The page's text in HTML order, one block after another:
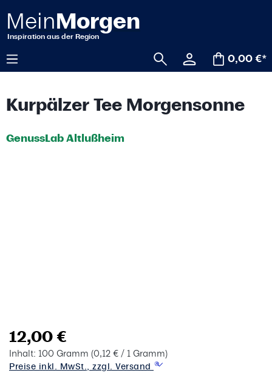
springen
0,00 €*
Kurpälzer Tee Morgensonne
GenussLab Altlußheim
12,00 €
Inhalt: 100 Gramm (0,12 € / 1 Gramm)
Preise inkl. MwSt., zzgl. Versand